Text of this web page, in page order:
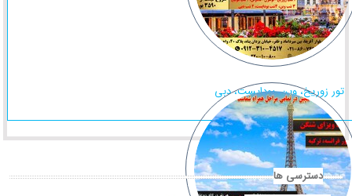
تور زوریخ، وین، بوداپست، دبی
دسترسی ها